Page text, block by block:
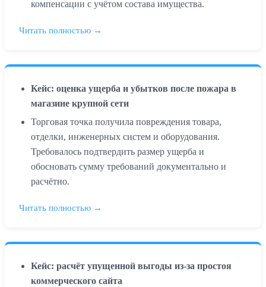
компенсации с учётом состава имущества.
Читать полностью →
Кейс: оценка ущерба и убытков после пожара в
магазине крупной сети
Торговая точка получила повреждения товара,
отделки, инженерных систем и оборудования.
Требовалось подтвердить размер ущерба и
обосновать сумму требований документально и
расчётно.
Читать полностью →
Кейс: расчёт упущенной выгоды из-за простоя
коммерческого сайта